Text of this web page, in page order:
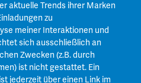
aktuelle Trends ihrer Marken
zu
meiner Interaktionen und
sich ausschließlich an
Zwecken (z.B. durch
ist nicht gestattet. Ein
jederzeit über einen Link im